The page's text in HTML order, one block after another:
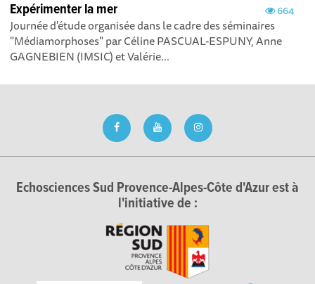
664
Expérimenter la mer
Journée d'étude organisée dans le cadre des séminaires
"Médiamorphoses" par Céline PASCUAL-ESPUNY, Anne
GAGNEBIEN (IMSIC) et Valérie...
Echosciences Sud Provence-Alpes-Côte d'Azur est à
l'initiative de :